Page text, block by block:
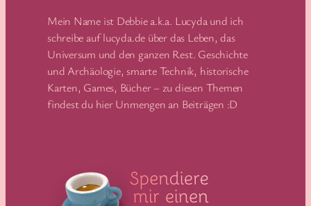
Mein Name ist Debbie a.k.a. Lucyda und ich
schreibe auf lucyda.de über das Leben, das
Universum und den ganzen Rest. Geschichte
und Archäologie, smarte Technik, historische
Karten, Games, Bücher – zu diesen Themen
findest du hier Unmengen an Beiträgen :D